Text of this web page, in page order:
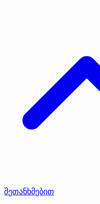
შეთანხმებით